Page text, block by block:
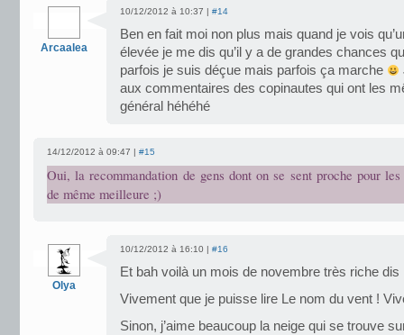
Arcaalea
10/12/2012 à 10:37 | #14
Ben en fait moi non plus mais quand je vois
élevée je me dis qu’il y a de grandes chances
parfois je suis déçue mais parfois ça marche
aux commentaires des copinautes qui ont les
général héhéhé
14/12/2012 à 09:47 | #15
Oui, la recommandation de gens dont on se sent proche pour
de même meilleure ;)
Olya
10/12/2012 à 16:10 | #16
Et bah voilà un mois de novembre très riche
Vivement que je puisse lire Le nom du vent !
Sinon, j’aime beaucoup la neige qui se trouve